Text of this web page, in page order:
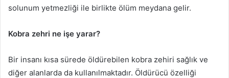
solunum yetmezliği ile birlikte ölüm meydana gelir.
Kobra zehri ne işe yarar?
Bir insanı kısa sürede öldürebilen kobra zehiri sağlık ve
diğer alanlarda da kullanılmaktadır. Öldürücü özelliği